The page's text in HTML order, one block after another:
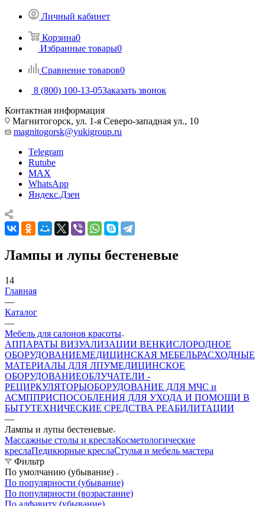
Личный кабинет
Корзина0
Избранные товары0
Сравнение товаров0
8 (800) 100-13-05Заказать звонок
Контактная информация
Магнитогорск, ул. 1-я Северо-западная ул., 10
magnitogorsk@yukigroup.ru
Telegram
Rutube
MAX
WhatsApp
Яндекс.Дзен
Лампы и лупы бестеневые
14
Главная
—
Каталог
—
Мебель для салонов красоты
АППАРАТЫ ВИЗУАЛИЗАЦИИ ВЕНКИСЛОРОДНОЕ
ОБОРУДОВАНИЕМЕДИЦИНСКАЯ МЕБЕЛЬРАСХОДНЫЕ
МАТЕРИАЛЫ ДЛЯ ЛПУМЕДИЦИНСКОЕ
ОБОРУДОВАНИЕОБЛУЧАТЕЛИ -
РЕЦИРКУЛЯТОРЫОБОРУДОВАНИЕ ДЛЯ МЧС и
АСМППРИСПОСОБЛЕНИЯ ДЛЯ УХОДА И ПОМОЩИ В
БЫТУТЕХНИЧЕСКИЕ СРЕДСТВА РЕАБИЛИТАЦИИ
—
Лампы и лупы бестеневые
Массажные столы и креслаКосметологические
креслаПедикюрные креслаСтулья и мебель мастера
Фильтр
По умолчанию (убывание)
По популярности (убывание)
По популярности (возрастание)
По алфавиту (убывание)